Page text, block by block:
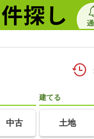
中古
建てる
土地